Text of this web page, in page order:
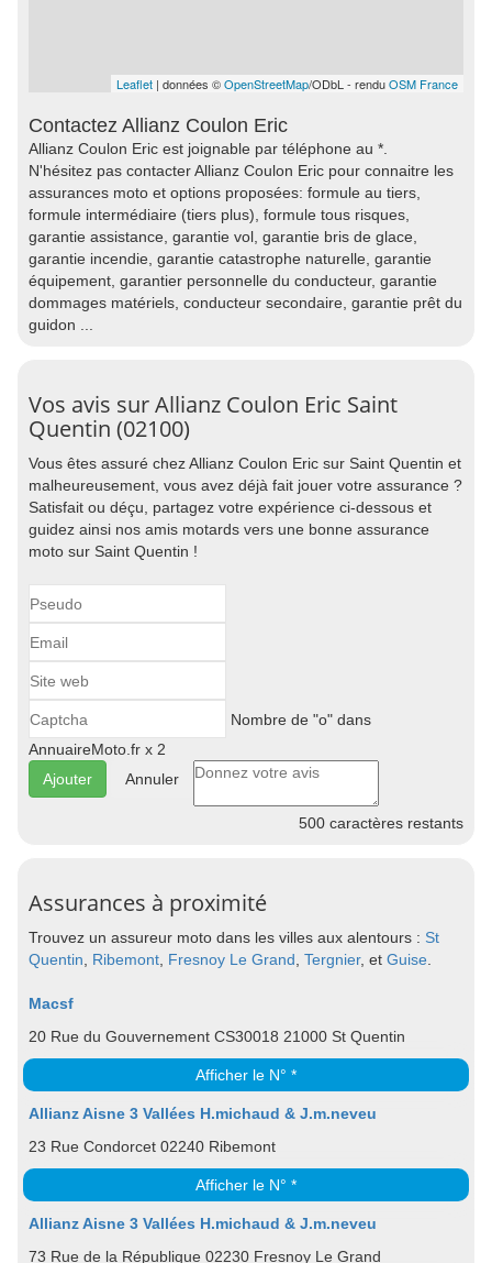
Leaflet | données ©OpenStreetMap/ODbL - renduOSM France
Contactez Allianz Coulon Eric
Allianz Coulon Eric est joignable par téléphone au *.
N'hésitez pas contacter Allianz Coulon Eric pour connaitre les
assurances moto et options proposées: formule au tiers,
formule intermédiaire (tiers plus), formule tous risques,
garantie assistance, garantie vol, garantie bris de glace,
garantie incendie, garantie catastrophe naturelle, garantie
équipement, garantier personnelle du conducteur, garantie
dommages matériels, conducteur secondaire, garantie prêt du
guidon ...
Vos avis sur Allianz Coulon Eric Saint
Quentin (02100)
Vous êtes assuré chez Allianz Coulon Eric sur Saint Quentin et
malheureusement, vous avez déjà fait jouer votre assurance ?
Satisfait ou déçu, partagez votre expérience ci-dessous et
guidez ainsi nos amis motards vers une bonne assurance
moto sur Saint Quentin !
Nombre de "o" dans
AnnuaireMoto.fr x 2
Annuler
500 caractères restants
Assurances à proximité
Trouvez un assureur moto dans les villes aux alentours : St
Quentin
Ribemont Fresnoy Le Grand Tergnier, et Guise
Macsf
20 Rue du Gouvernement CS30018 21000 St Quentin
Afficher le N° *
Allianz Aisne 3 Vallées H.michaud & J.m.neveu
23 Rue Condorcet 02240 Ribemont
Afficher le N° *
Allianz Aisne 3 Vallées H.michaud & J.m.neveu
73 Rue de la République 02230 Fresnoy Le Grand